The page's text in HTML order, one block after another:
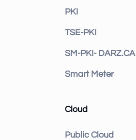
PKI
TSE-PKI
SM-PKI- DARZ.CA
Smart Meter
Cloud
Public Cloud